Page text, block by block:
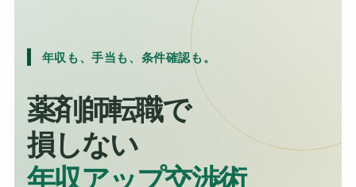
年収も、手当も、条件確認も。
薬剤師転職で
損しない
年収アップ交渉術